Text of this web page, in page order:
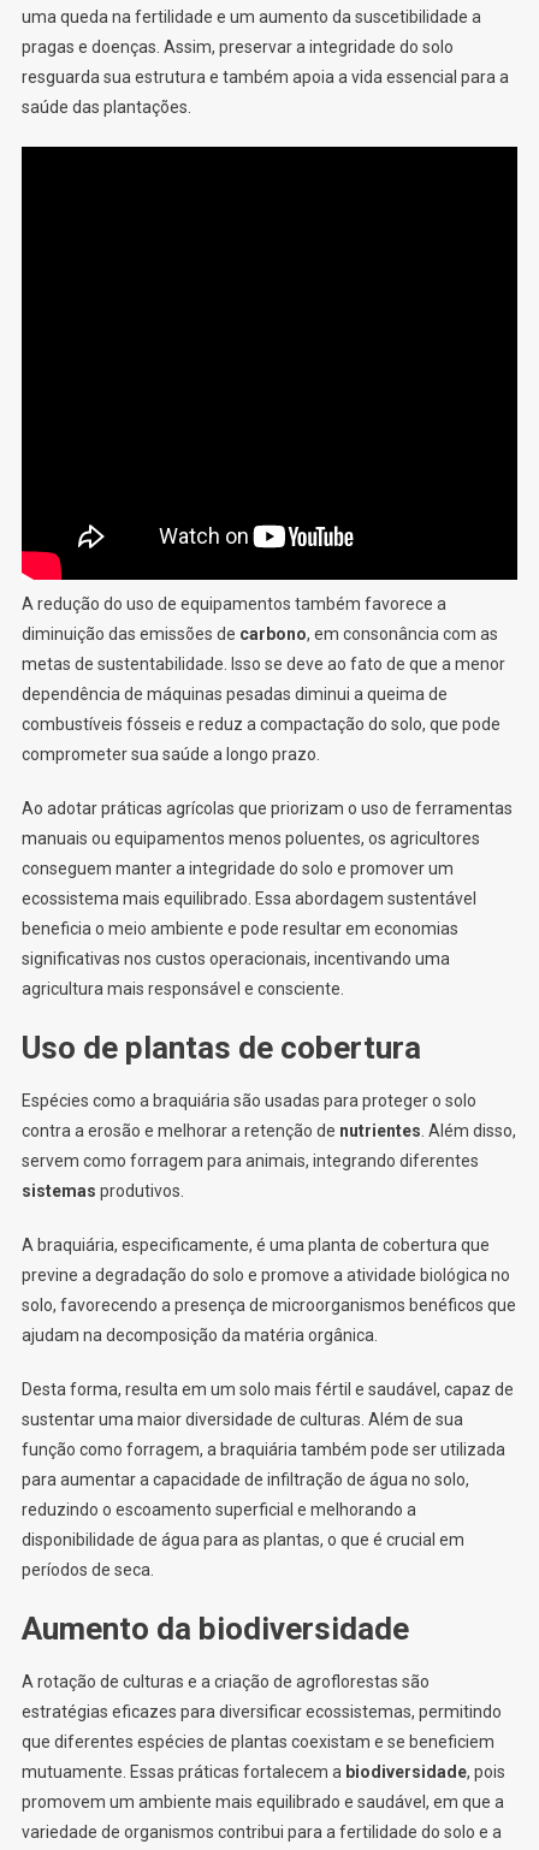
uma queda na fertilidade e um aumento da suscetibilidade a
pragas e doenças. Assim, preservar a integridade do solo
resguarda sua estrutura e também apoia a vida essencial para a
saúde das plantações.
A redução do uso de equipamentos também favorece a
diminuição das emissões de carbono, em consonância com as
metas de sustentabilidade. Isso se deve ao fato de que a menor
dependência de máquinas pesadas diminui a queima de
combustíveis fósseis e reduz a compactação do solo, que pode
comprometer sua saúde a longo prazo.
Ao adotar práticas agrícolas que priorizam o uso de ferramentas
manuais ou equipamentos menos poluentes, os agricultores
conseguem manter a integridade do solo e promover um
ecossistema mais equilibrado. Essa abordagem sustentável
beneficia o meio ambiente e pode resultar em economias
significativas nos custos operacionais, incentivando uma
agricultura mais responsável e consciente.
Uso de plantas de cobertura
Espécies como a braquiária são usadas para proteger o solo
contra a erosão e melhorar a retenção de nutrientes . Além disso,
servem como forragem para animais, integrando diferentes
sistemas produtivos.
A braquiária, especificamente, é uma planta de cobertura que
previne a degradação do solo e promove a atividade biológica no
solo, favorecendo a presença de microorganismos benéficos que
ajudam na decomposição da matéria orgânica.
Desta forma, resulta em um solo mais fértil e saudável, capaz de
sustentar uma maior diversidade de culturas. Além de sua
função como forragem, a braquiária também pode ser utilizada
para aumentar a capacidade de infiltração de água no solo,
reduzindo o escoamento superficial e melhorando a
disponibilidade de água para as plantas, o que é crucial em
períodos de seca.
Aumento da biodiversidade
A rotação de culturas e a criação de agroflorestas são
estratégias eficazes para diversificar ecossistemas, permitindo
que diferentes espécies de plantas coexistam e se beneficiem
mutuamente. Essas práticas fortalecem a biodiversidade, pois
promovem um ambiente mais equilibrado e saudável, em que a
variedade de organismos contribui para a fertilidade do solo e a